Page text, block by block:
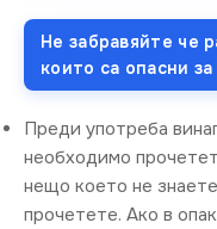
Не забравяйте че
които са опасни
Преди употреба
необходимо
нещо което не
прочетете. Ако в